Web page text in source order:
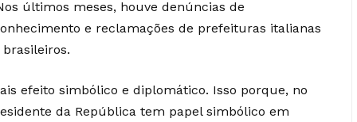
últimos meses, houve denúncias de
e reclamações de prefeituras italianas
efeito simbólico e diplomático. Isso porque, no
da República tem papel simbólico em